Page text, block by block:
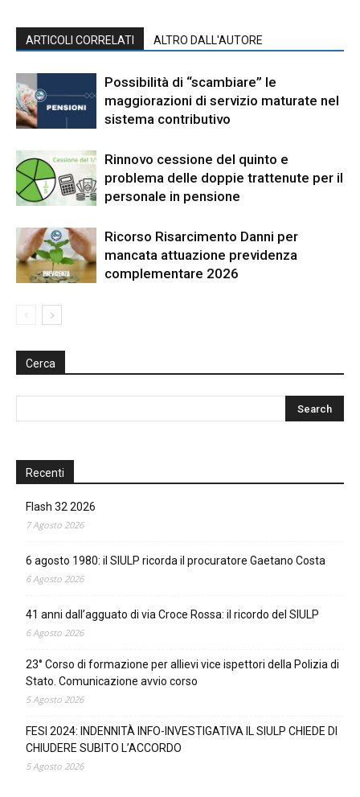
ARTICOLI CORRELATI ALTRO DALL'AUTORE
Possibilità di “scambiare” le
maggiorazioni di servizio maturate nel
sistema contributivo
Rinnovo cessione del quinto e
problema delle doppie trattenute per il
personale in pensione
Ricorso Risarcimento Danni per
mancata attuazione previdenza
complementare 2026
Cerca
Recenti
Flash 32 2026
7 Agosto 2026
6 agosto 1980: il SIULP ricorda il procuratore Gaetano Costa
6 Agosto 2026
41 anni dall’agguato di via Croce Rossa: il ricordo del SIULP
6 Agosto 2026
23° Corso di formazione per allievi vice ispettori della Polizia di
Stato. Comunicazione avvio corso
5 Agosto 2026
FESI 2024: INDENNITÀ INFO-INVESTIGATIVA IL SIULP CHIEDE DI
CHIUDERE SUBITO L’ACCORDO
5 Agosto 2026